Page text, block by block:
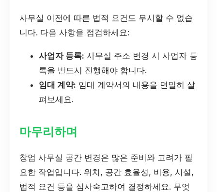
사무실 이전에 따른 법적 요건도 무시할 수 없습
니다. 다음 사항을 점검하세요:
사업자 등록: 사무실 주소 변경 시 사업자 등
록을 반드시 진행해야 합니다.
임대 계약: 임대 계약서의 내용을 면밀히 살
펴보세요.
마무리하며
창업 사무실 공간 변경은 많은 준비와 고려가 필
요한 작업입니다. 위치, 공간 효율성, 비용, 시설,
법적 요건 등을 심사숙고하여 결정하세요. 무엇